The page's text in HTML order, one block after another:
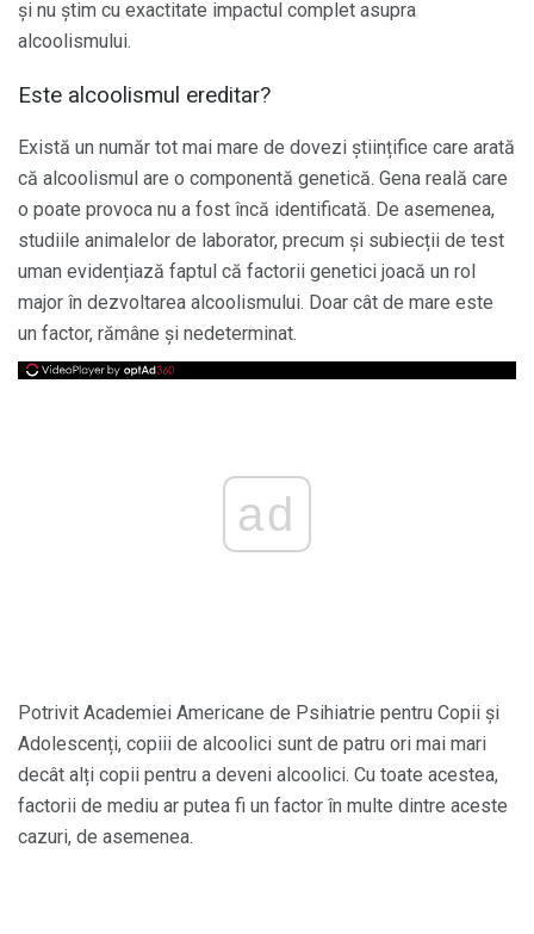
și nu știm cu exactitate impactul complet asupra
alcoolismului.
Este alcoolismul ereditar?
Există un număr tot mai mare de dovezi științifice care arată
că alcoolismul are o componentă genetică. Gena reală care
o poate provoca nu a fost încă identificată. De asemenea,
studiile animalelor de laborator, precum și subiecții de test
uman evidențiază faptul că factorii genetici joacă un rol
major în dezvoltarea alcoolismului. Doar cât de mare este
un factor, rămâne și nedeterminat.
ad
Potrivit Academiei Americane de Psihiatrie pentru Copii și
Adolescenți, copiii de alcoolici sunt de patru ori mai mari
decât alți copii pentru a deveni alcoolici. Cu toate acestea,
factorii de mediu ar putea fi un factor în multe dintre aceste
cazuri, de asemenea.